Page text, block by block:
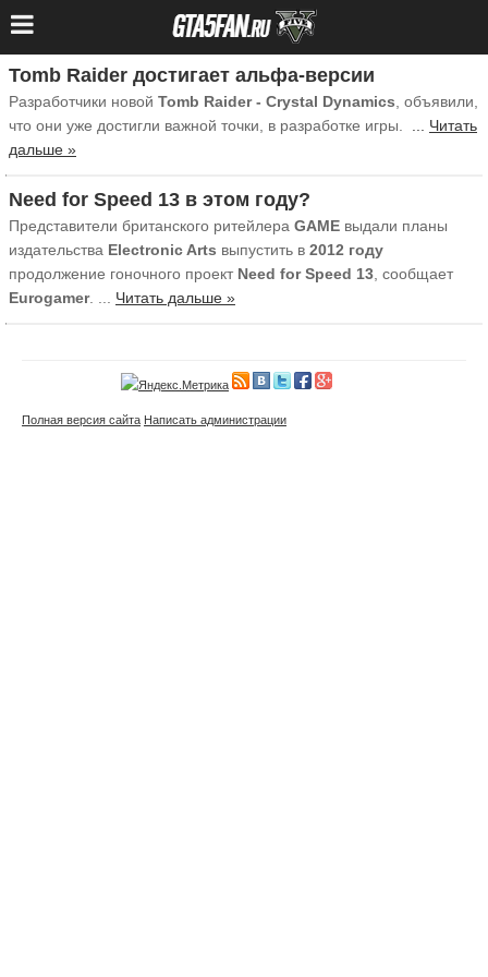
Tomb Raider достигает альфа-версии
Разработчики новой Tomb Raider - Crystal Dynamics , объявили,
что они уже достигли важной точки, в разработке игры.
Читать
дальше »
Need for Speed 13 в этом году?
Представители британского ритейлера GAME выдали планы
издательства Electronic Arts выпустить в 2012 году
продолжение гоночного проект Need for Speed 13 , сообщает
Eurogamer. Читать дальше »
Полная версия сайта Написать администрации